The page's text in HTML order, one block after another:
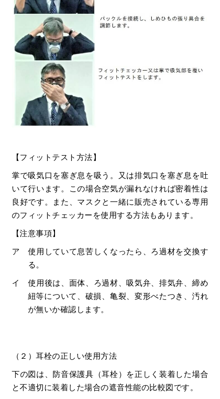
【フィットテスト方法】
掌で吸気口を塞ぎ息を吸う。又は排気口を塞ぎ息を吐
いて行います。この場合空気が漏れなければ密着性は
良好です。また、マスクと一緒に販売されている専用
のフィットチェッカーを使用する方法もあります。
【注意事項】
ア 使用していて息苦しくなったら、ろ過材を交換す
る。
イ 使用後は、面体、ろ過材、吸気弁、排気弁、締め
紐等について、破損、亀裂、変形べたつき、汚れ
が無いか確認します。
（２）耳栓の正しい使用方法
下の図は、防音保護具（耳栓）を正しく装着した場合
と不適切に装着した場合の遮音性能の比較図です。